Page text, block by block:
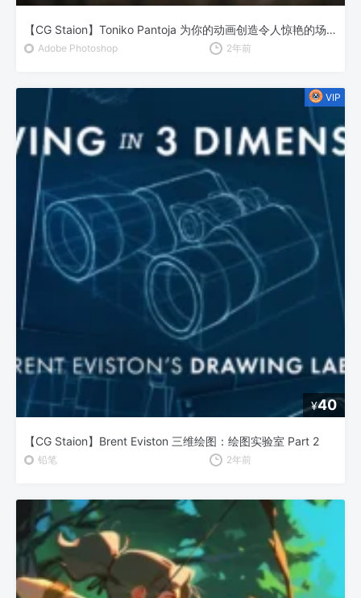
【CG Staion】Toniko Pantoja 为你的动画创造令人惊艳的场景
Adobe Photoshop 2年前
¥40
【CG Staion】Brent Eviston 三维绘图：绘图实验室 Part 2
铅笔 2年前